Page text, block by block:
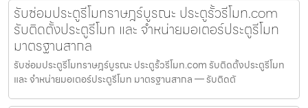
รับซ่อมประตูรีโมทราษฎร์บูรณะ ประตูรั้วรีโมท.com
รับติดตั้งประตูรีโมท และ จำหน่ายมอเตอร์ประตูรีโมท
มาตรฐานสากล
รับซ่อมประตูรีโมทราษฎร์บูรณะ ประตูรั้วรีโมท.com รับติดตั้งประตูรีโมท
และ จำหน่ายมอเตอร์ประตูรีโมท มาตรฐานสากล — รับติดตั